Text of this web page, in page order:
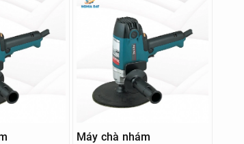
Máy chà nhám